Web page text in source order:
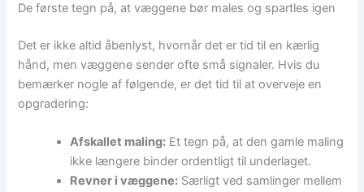
De første tegn på, at væggene bør males og spartles igen
Det er ikke altid åbenlyst, hvornår det er tid til en kærlig
hånd, men væggene sender ofte små signaler. Hvis du
bemærker nogle af følgende, er det tid til at overveje en
opgradering:
Afskallet maling: Et tegn på, at den gamle maling
ikke længere binder ordentligt til underlaget.
Revner i væggene: Særligt ved samlinger mellem